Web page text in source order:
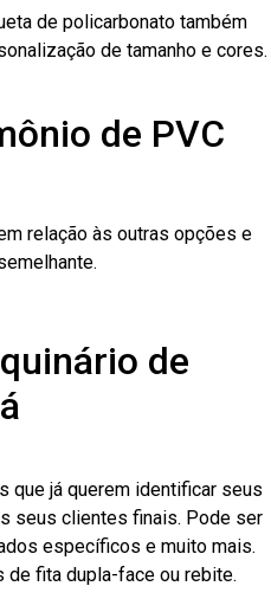
de policarbonato também
de tamanho e cores.
de PVC
relação às outras opções e
de
que já querem identificar seus
seus clientes finais. Pode ser
específicos e muito mais.
fita dupla-face ou rebite.